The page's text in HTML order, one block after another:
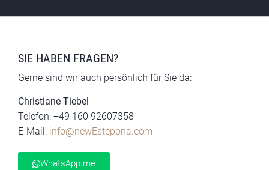
SIE HABEN FRAGEN?
Gerne sind wir auch persönlich für Sie da:
Christiane Tiebel
Telefon: +49 160 92607358
E-Mail: info@newEstepona.com
WhatsApp me